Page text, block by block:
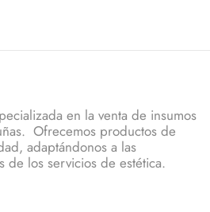
en la venta de insumos
Ofrecemos productos de
adaptándonos a las
de los servicios de estética.